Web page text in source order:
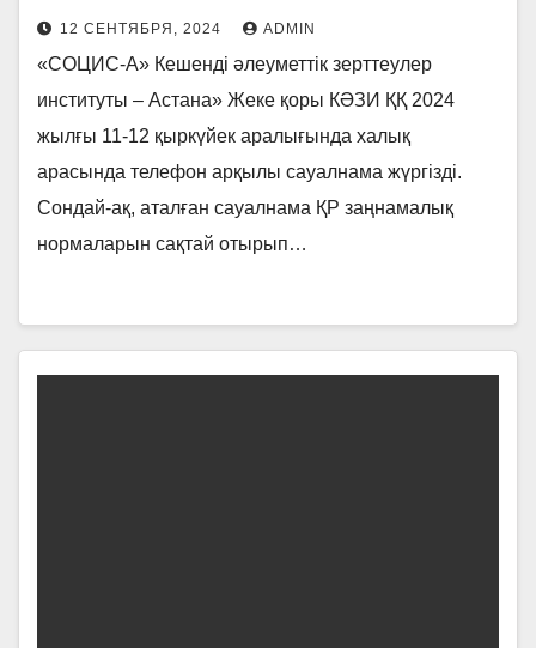
12 СЕНТЯБРЯ, 2024 ADMIN
«СОЦИС-А» Кешенді әлеуметтік зерттеулер
институты – Астана» Жеке қоры КӘЗИ ҚҚ 2024
жылғы 11-12 қыркүйек аралығында халық
арасында телефон арқылы сауалнама жүргізді.
Сондай-ақ, аталған сауалнама ҚР заңнамалық
нормаларын сақтай отырып…